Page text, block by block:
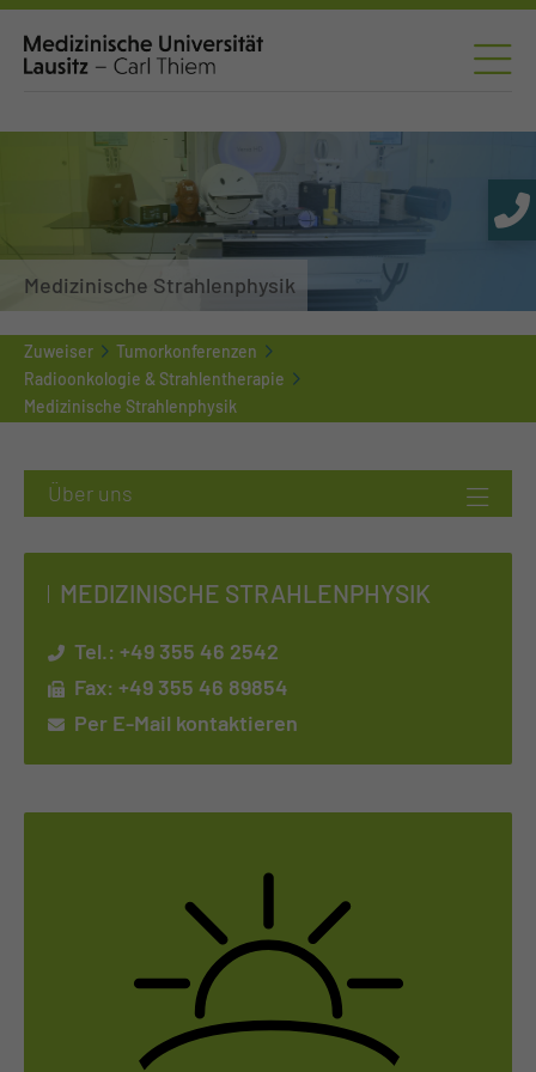
Medizinische Strahlenphysik
Zuweiser
Tumorkonferenzen
Radioonkologie & Strahlentherapie
Medizinische Strahlenphysik
ME­DI­ZI­NI­SCHE STRAH­LEN­PHY­SIK
Tel.: +49 355 46 2542
Fax: +49 355 46 89854
Per E-Mail kontaktieren